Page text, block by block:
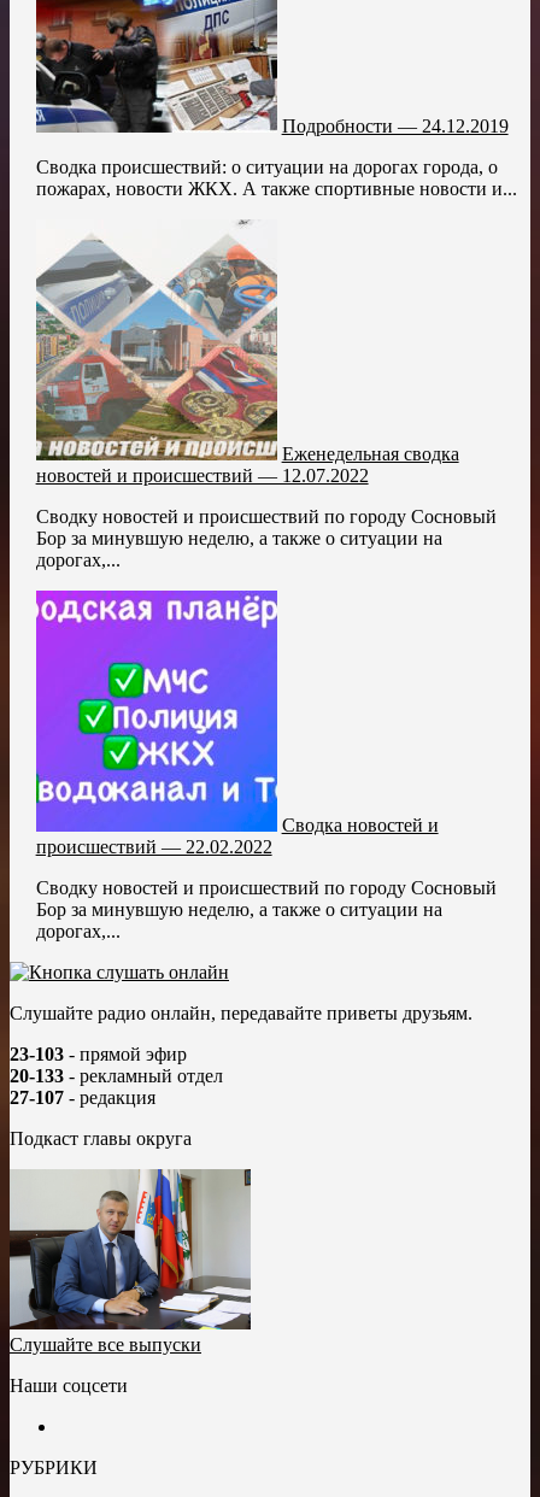
Подробности — 24.12.2019
Сводка происшествий: о ситуации на дорогах города, о
пожарах, новости ЖКХ. А также спортивные новости и...
Еженедельная сводка
новостей и происшествий — 12.07.2022
Сводку новостей и происшествий по городу Сосновый
Бор за минувшую неделю, а также о ситуации на
дорогах,...
Сводка новостей и
происшествий — 22.02.2022
Сводку новостей и происшествий по городу Сосновый
Бор за минувшую неделю, а также о ситуации на
дорогах,...
Слушайте радио онлайн, передавайте приветы друзьям.
23-103 - прямой эфир
20-133 - рекламный отдел
27-107 - редакция
Подкаст главы округа
Слушайте все выпуски
Наши соцсети
РУБРИКИ